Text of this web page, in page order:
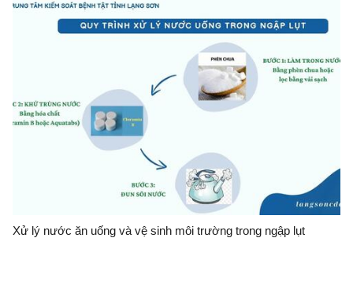
Xử lý nước ăn uống và vệ sinh môi trường trong ngập lụt